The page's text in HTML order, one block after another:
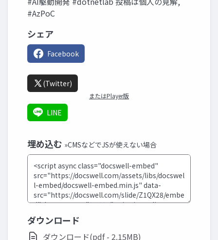
#AzPoC
シェア
Facebook
(Twitter)
またはPlayer版
LINE
埋め込む »CMSなどでJSが使えない場合
ダウンロード
ダウンロード(pdf - 2.15MB)